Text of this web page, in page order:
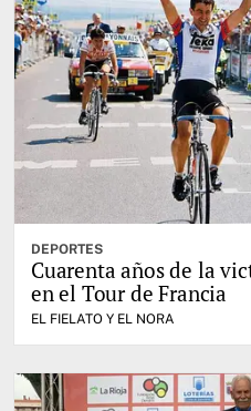
DEPORTES
Cuarenta años de la
en el Tour de Francia
EL FIELATO Y EL NORA